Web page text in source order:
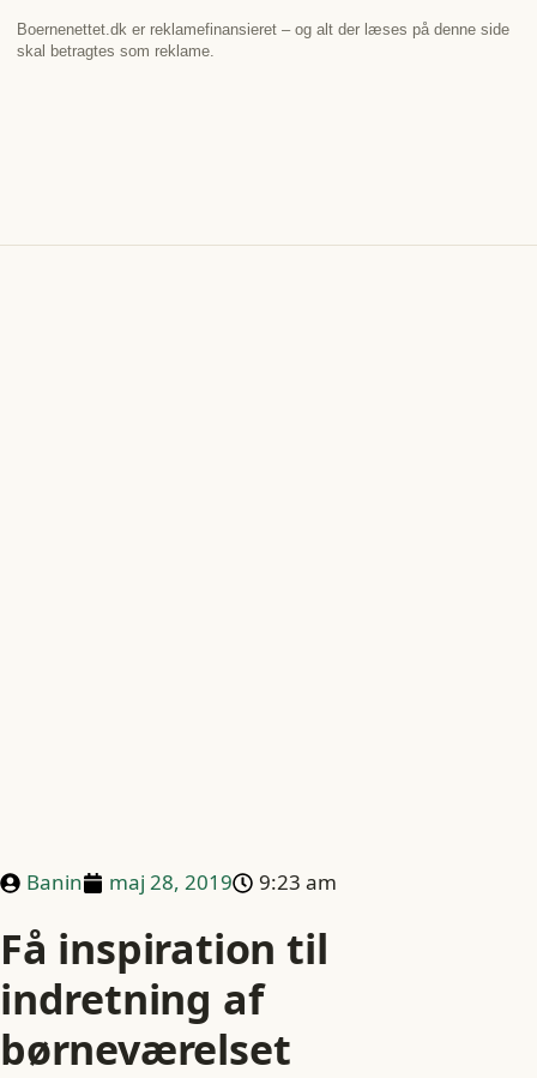
Boernenettet.dk er reklamefinansieret – og alt der læses på denne side
skal betragtes som reklame.
Banin maj 28, 2019 9:23 am
Få inspiration til
indretning af
børneværelset